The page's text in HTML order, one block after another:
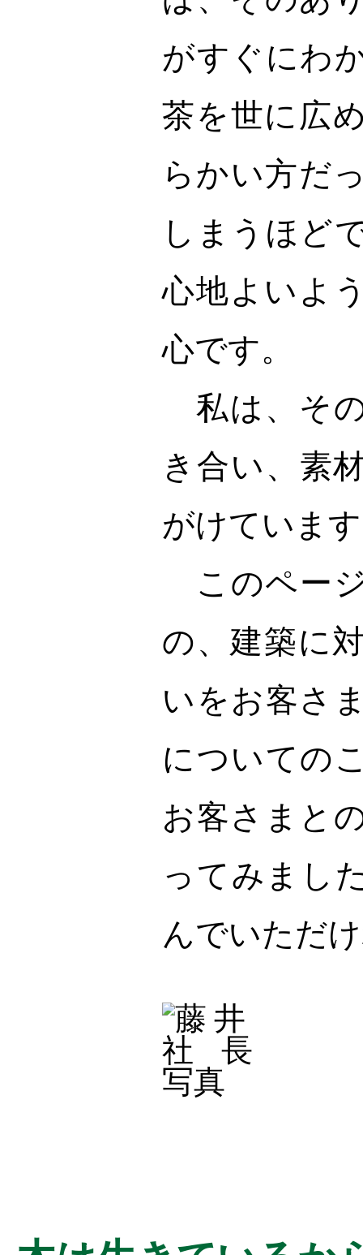
がすぐにわ
茶を世に広
らかい方だ
しまうほど
心地よいよ
心です。
私は、そ
き合い、素
がけていま
このペー
の、建築に
いをお客さ
についての
お客さまと
ってみまし
んでいただ